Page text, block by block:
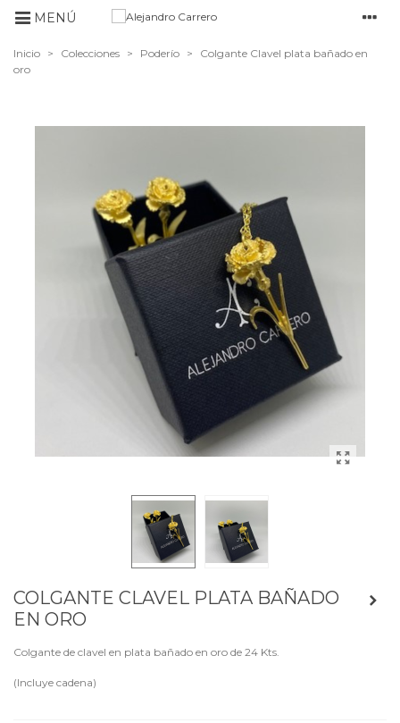
MENÚ
Inicio > Colecciones > Poderío >
Colgante Clavel plata bañado en
oro
COLGANTE CLAVEL PLATA BAÑADO
EN ORO
Colgante de clavel en plata bañado en oro de 24 Kts.
(Incluye cadena)